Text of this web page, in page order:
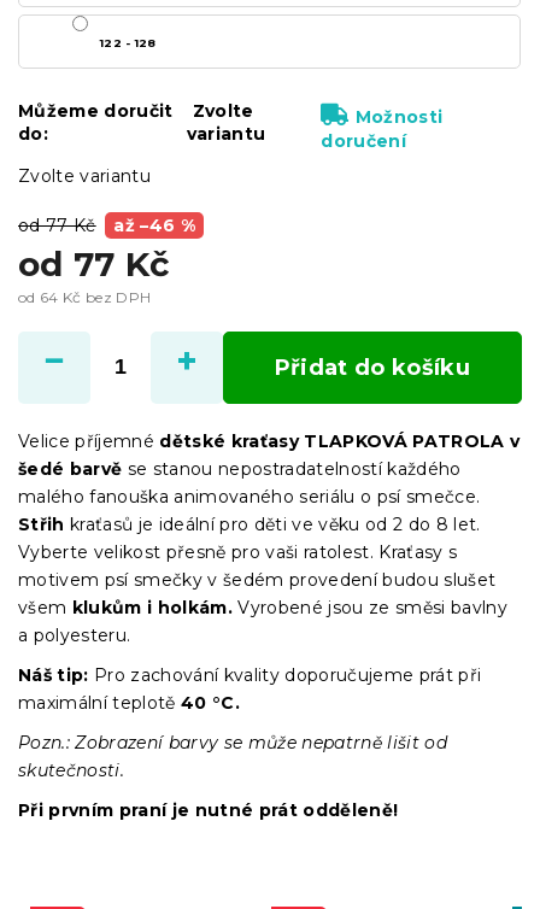
od 77 Kč až –46 %
od 77 Kč
od 64 Kč bez DPH
cena:
Zvolte variantu
122 - 128
Můžeme doručit
do:
Zvolte
variantu
Možnosti
doručení
Přidat do košíku
Velice příjemné dětské kraťasy TLAPKOVÁ PATROLA v
šedé barvě se stanou nepostradatelností každého
malého fanouška animovaného seriálu o psí smečce.
Střih kraťasů je ideální pro děti ve věku od 2 do 8 let.
Vyberte velikost přesně pro vaši ratolest. Kraťasy s
motivem psí smečky v šedém provedení budou slušet
všem klukům i holkám. Vyrobené jsou ze směsi bavlny
a polyesteru.
Náš tip: Pro zachování kvality doporučujeme prát při
maximální teplotě40 °C.
Pozn.: Zobrazení barvy se může nepatrně lišit od
skutečnosti.
Při prvním praní je nutné prát odděleně!